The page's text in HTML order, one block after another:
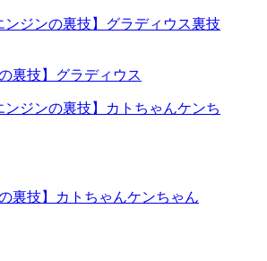
裏技
裏技】グラディウス
の裏技】カトちゃんケンちゃん